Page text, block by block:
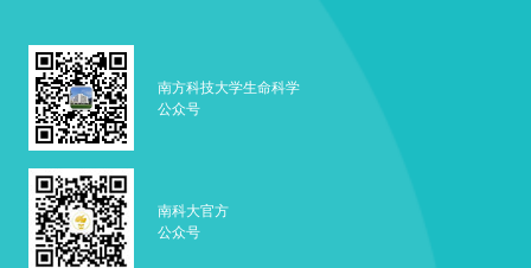
南方科技大学生命科学
公众号
南科大官方
公众号